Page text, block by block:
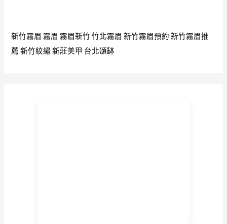
新竹霧眉 霧眉 霧眉新竹 竹北霧眉 新竹霧眉預約 新竹霧眉推
薦 新竹紋繡 新莊美甲 台北頌缽